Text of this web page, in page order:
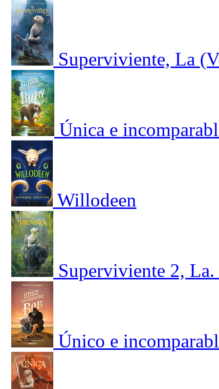
Superviviente, La
Única e
Willodeen
Superviviente 2,
Único e